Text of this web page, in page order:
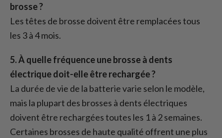
brosse ?
Les têtes de brosse doivent être remplacées tous
les 3 à 4 mois.
5. À quelle fréquence une brosse à dents
électrique doit-elle être rechargée ?
La durée de vie de la batterie varie selon le modèle,
mais la plupart des brosses à dents électriques
doivent être rechargées toutes les 1 à 2 semaines.
Certaines brosses de haute qualité offrent une plus